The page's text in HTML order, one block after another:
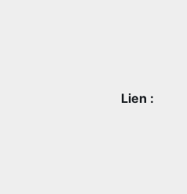
Lien :